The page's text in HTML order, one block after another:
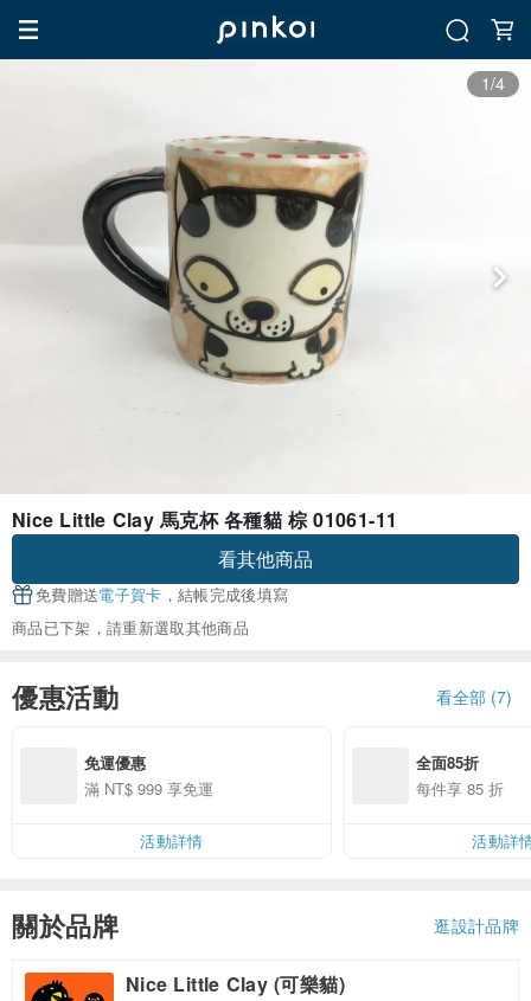
1/4
Nice Little Clay 馬克杯 各種貓 棕 01061-11
看其他商品
免費贈送電子賀卡 ，結帳完成後填寫
商品已下架，請重新選取其他商品
優惠活動 看全部 (7)
免運優惠
滿 NT$ 999 享免運
活動詳情
全面85折
每件享 85 折
活動詳
關於品牌 逛設計品牌
Nice Little Clay (可樂貓)